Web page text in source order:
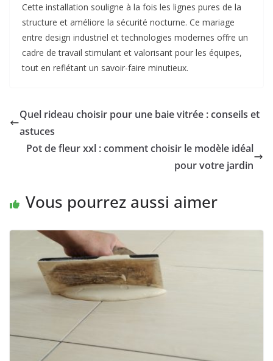
Cette installation souligne à la fois les lignes pures de la
structure et améliore la sécurité nocturne. Ce mariage
entre design industriel et technologies modernes offre un
cadre de travail stimulant et valorisant pour les équipes,
tout en reflétant un savoir-faire minutieux.
Quel rideau choisir pour une baie vitrée : conseils et
astuces
Pot de fleur xxl : comment choisir le modèle idéal
pour votre jardin
Vous pourrez aussi aimer